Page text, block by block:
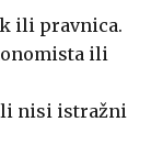
ili pravnica.
ili
nisi istražni